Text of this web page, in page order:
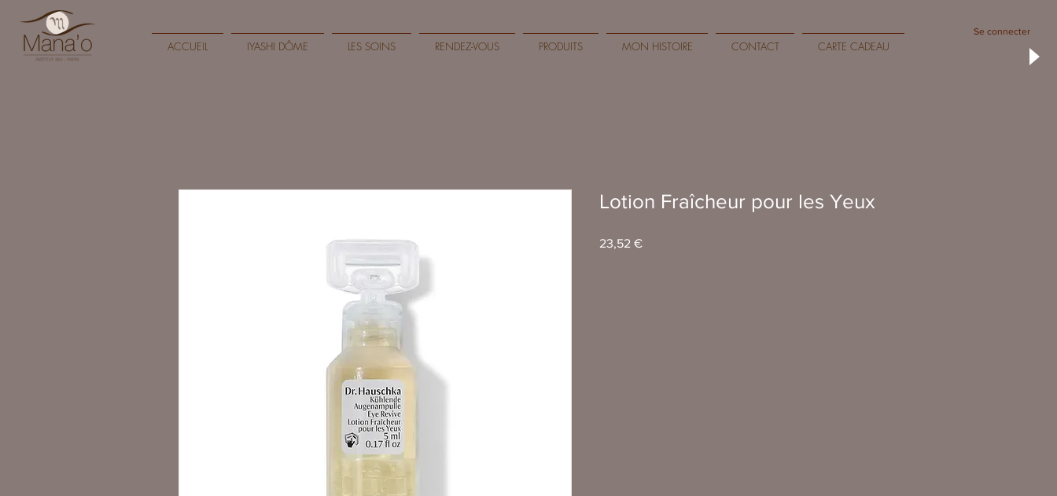
Se connecter
ACCUEIL IYASHI DÔME LES SOINS RENDEZ-VOUS PRODUITS MON HISTOIRE CONTACT CARTE CADEAU
Lotion Fraîcheur pour les Yeux
23,52 €Prix